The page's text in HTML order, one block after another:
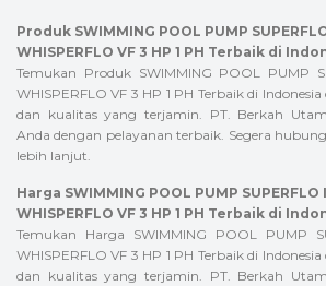
Produk SWIMMING POOL PUMP
WHISPERFLO VF 3 HP 1 PH Terbaik di
Temukan Produk SWIMMING POOL PUMP
WHISPERFLO VF 3 HP 1 PH Terbaik di
dan kualitas yang terjamin. PT. Berkah
Anda dengan pelayanan terbaik. Segera
lebih lanjut.
Harga SWIMMING POOL PUMP SUPERFLO
WHISPERFLO VF 3 HP 1 PH Terbaik di
Temukan Harga SWIMMING POOL PUMP
WHISPERFLO VF 3 HP 1 PH Terbaik di
dan kualitas yang terjamin. PT. Berkah